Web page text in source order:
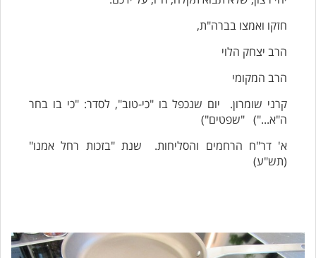
חזקו ואמצו בברה"ת,
הרב יצחק הלוי
הרב המקומי
קרני שומרון. יום שנכפל בו "כי-טוב", לסדר: "כי בו בחר
ה"א...") "שפטים")
א' דר"ח הרחמים והסליחות. שנת "בזכות רחל אמנו"
(תש"ע)